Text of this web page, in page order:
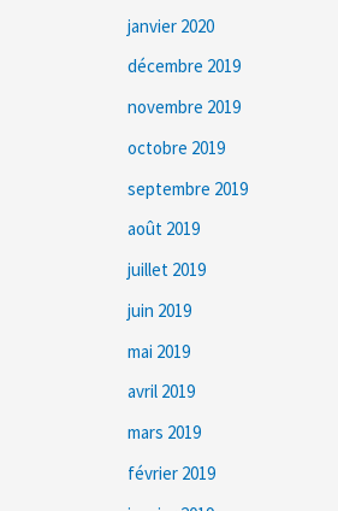
janvier 2020
décembre 2019
novembre 2019
octobre 2019
septembre 2019
août 2019
juillet 2019
juin 2019
mai 2019
avril 2019
mars 2019
février 2019